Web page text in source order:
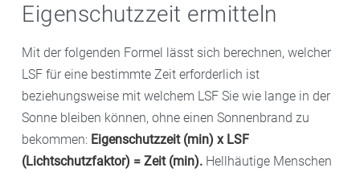
Eigenschutzzeit ermitteln
Mit der folgenden Formel lässt sich berechnen, welcher
LSF für eine bestimmte Zeit erforderlich ist
beziehungsweise mit welchem LSF Sie wie lange in der
Sonne bleiben können, ohne einen Sonnenbrand zu
bekommen: Eigenschutzzeit (min) x LSF
(Lichtschutzfaktor) = Zeit (min). Hellhäutige Menschen